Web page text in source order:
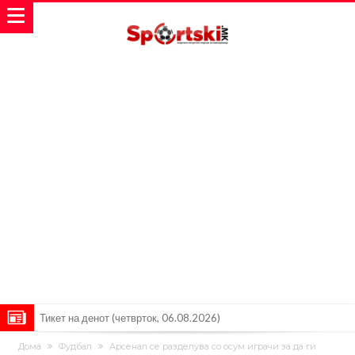
Тикет на денот (четврток, 06.08.2026)
Барселона очекува понуди за Феран Торес
Дома Фудбал
Арсенал се разделува со осум играчи за да ги